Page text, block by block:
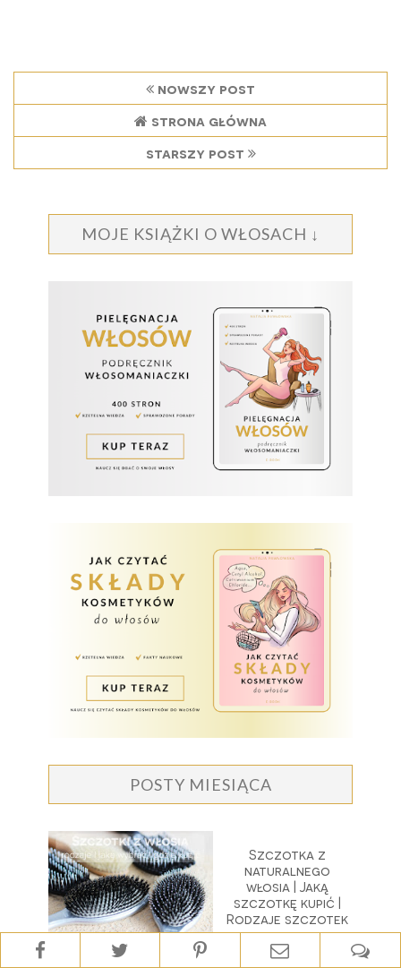
nowszy post
strona główna
starszy post
MOJE KSIĄŻKI O WŁOSACH ↓
POSTY MIESIĄCA
Szczotka z
naturalnego
włosia | Jaką
szczotkę kupić |
Rodzaje szczotek